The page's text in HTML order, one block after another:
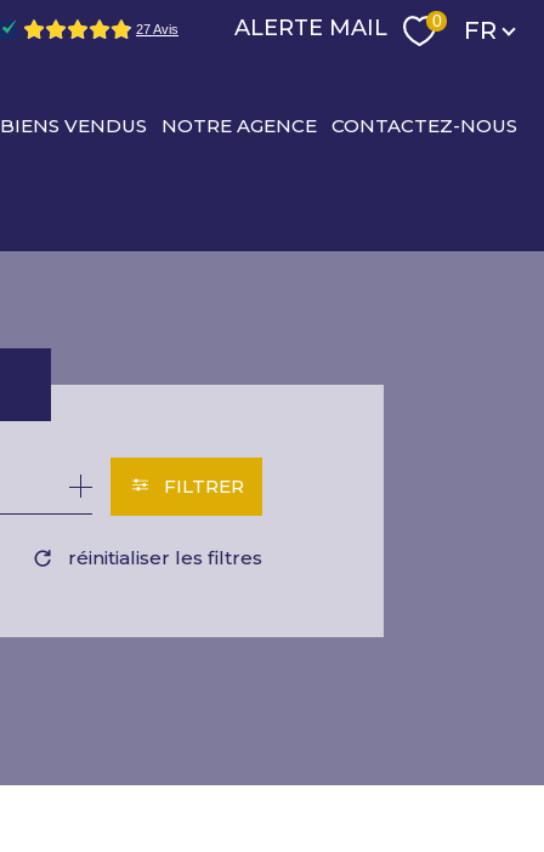
ALERTE MAIL 0 FR
VENDUS NOTRE AGENCE CONTACTEZ-NOUS
FILTRER
réinitialiser les filtres